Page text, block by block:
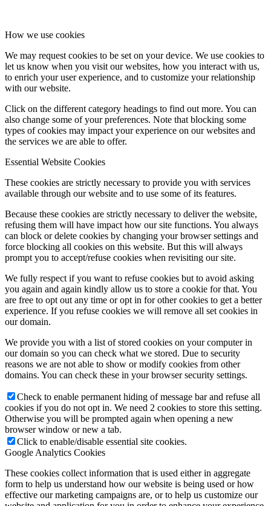
How we use cookies
We may request cookies to be set on your device. We use cookies to
let us know when you visit our websites, how you interact with us,
to enrich your user experience, and to customize your relationship
with our website.
Click on the different category headings to find out more. You can
also change some of your preferences. Note that blocking some
types of cookies may impact your experience on our websites and
the services we are able to offer.
Essential Website Cookies
These cookies are strictly necessary to provide you with services
available through our website and to use some of its features.
Because these cookies are strictly necessary to deliver the website,
refusing them will have impact how our site functions. You always
can block or delete cookies by changing your browser settings and
force blocking all cookies on this website. But this will always
prompt you to accept/refuse cookies when revisiting our site.
We fully respect if you want to refuse cookies but to avoid asking
you again and again kindly allow us to store a cookie for that. You
are free to opt out any time or opt in for other cookies to get a better
experience. If you refuse cookies we will remove all set cookies in
our domain.
We provide you with a list of stored cookies on your computer in
our domain so you can check what we stored. Due to security
reasons we are not able to show or modify cookies from other
domains. You can check these in your browser security settings.
Check to enable permanent hiding of message bar and refuse all
cookies if you do not opt in. We need 2 cookies to store this setting.
Otherwise you will be prompted again when opening a new
browser window or new a tab.
Click to enable/disable essential site cookies.
Google Analytics Cookies
These cookies collect information that is used either in aggregate
form to help us understand how our website is being used or how
effective our marketing campaigns are, or to help us customize our